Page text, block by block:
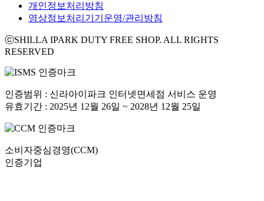
개인정보처리방침
영상정보처리기기운영/관리방침
ⓒSHILLA IPARK DUTY FREE SHOP. ALL RIGHTS
RESERVED
인증범위 : 신라아이파크 인터넷면세점 서비스 운영
유효기간 : 2025년 12월 26일 ~ 2028년 12월 25일
소비자중심경영(CCM)
인증기업